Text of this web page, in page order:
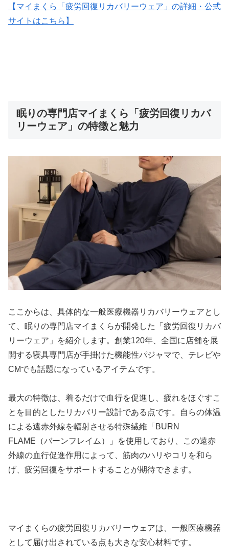
【マイまくら「疲労回復リカバリーウェア」の詳細・公式
サイトはこちら】
眠りの専門店マイまくら「疲労回復リカバ
リーウェア」の特徴と魅力
ここからは、具体的な一般医療機器リカバリーウェアとし
て、眠りの専門店マイまくらが開発した「疲労回復リカバ
リーウェア」を紹介します。創業120年、全国に店舗を展
開する寝具専門店が手掛けた機能性パジャマで、テレビや
CMでも話題になっているアイテムです。
最大の特徴は、着るだけで血行を促進し、疲れをほぐすこ
とを目的としたリカバリー設計である点です。自らの体温
による遠赤外線を輻射させる特殊繊維「BURN
FLAME（バーンフレイム）」を使用しており、この遠赤
外線の血行促進作用によって、筋肉のハリやコリを和ら
げ、疲労回復をサポートすることが期待できます。
マイまくらの疲労回復リカバリーウェアは、一般医療機器
として届け出されている点も大きな安心材料です。